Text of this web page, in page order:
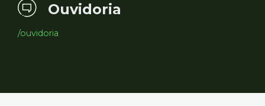
Ouvidoria
/ouvidoria